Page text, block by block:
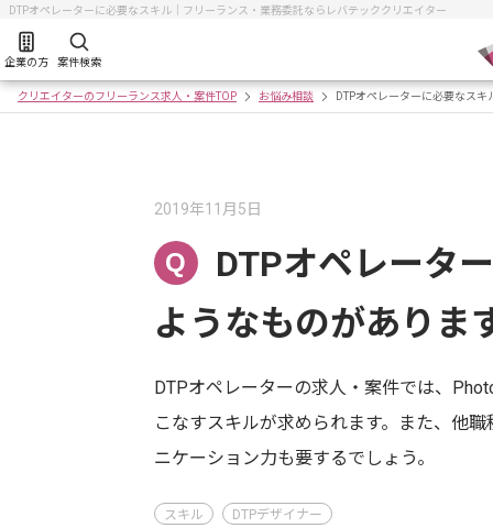
DTPオペレーターに必要なスキル｜フリーランス・業務委託ならレバテッククリエイター
企業の方 案件検索
クリエイターのフリーランス求人・案件TOP お悩み相談 DTPオペレーターに必要なスキ
2019年11月5日
Q
DTPオペレータ
ようなものがありま
DTPオペレーターの求人・案件では、
こなすスキルが求められます。また、他
ニケーション力も要するでしょう。
スキル DTPデザイナー